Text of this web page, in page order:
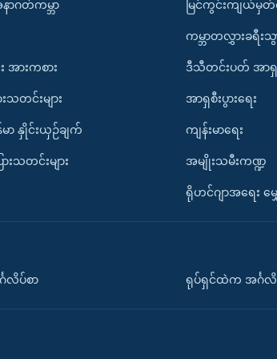
ာဂတ်ကမ္ဘာ
ားကစား
တင်းများ
မာ နှိုင်းယှဉ်ချက်
ားသတင်းများ
မြင်ကွင်းကျယ်မှတ်စု
ကမ္ဘာတလွှားခရီးသွ
ဒီသီတင်းပတ် အာရှ
အာရှစီးပွားရေး
ကျန်းမာရေး
အမျိုးသမီးကဏ္ဍ
ရိုဟင်ဂျာအရေး မ
လိပ်စာ ရုပ်ရှင်ထဲက အင်္ဂလိ